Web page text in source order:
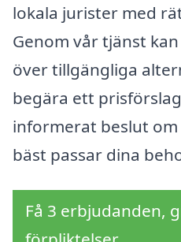
lokala jurister med
Genom vår tjänst
över tillgängliga
begära ett
informerat beslut
bäst passar dina
Få 3 erbjudanden,